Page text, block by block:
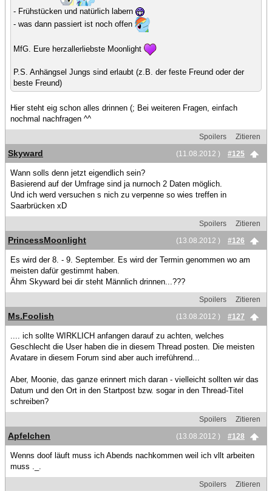
- Frühstücken und natürlich labern
- was dann passiert ist noch offen
MfG. Eure herzallerliebste Moonlight
P.S. Anhängsel Jungs sind erlaubt (z.B. der feste Freund oder der
beste Freund)
Hier steht eig schon alles drinnen (; Bei weiteren Fragen, einfach
nochmal nachfragen ^^
Spoilers
Zitieren
(11.08.2012 )
#125
Skyward
Wann solls denn jetzt eigendlich sein?
Basierend auf der Umfrage sind ja nurnoch 2 Daten möglich.
Und ich werd versuchen s nich zu verpenne so wies treffen in
Saarbrücken xD
Spoilers
Zitieren
(13.08.2012 )
#126
PrincessMoonlight
Es wird der 8. - 9. September. Es wird der Termin genommen wo am
meisten dafür gestimmt haben.
Ähm Skyward bei dir steht Männlich drinnen...???
Spoilers
Zitieren
(13.08.2012 )
#127
Ms.Foolish
.... ich sollte WIRKLICH anfangen darauf zu achten, welches
Geschlecht die User haben die in diesem Thread posten. Die meisten
Avatare in diesem Forum sind aber auch irreführend...
Aber, Moonie, das ganze erinnert mich daran - vielleicht sollten wir das
Datum und den Ort in den Startpost bzw. sogar in den Thread-Titel
schreiben?
Spoilers
Zitieren
(13.08.2012 )
#128
Apfelchen
Wenns doof läuft muss ich Abends nachkommen weil ich vllt arbeiten
muss ._.
Spoilers
Zitieren